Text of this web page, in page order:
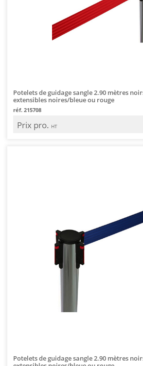
Potelets de guidage sangle 2.90 mètres
extensibles noires/bleue ou rouge
réf. 215708
Prix pro. HT
Potelets de guidage sangle 2.90 mètres